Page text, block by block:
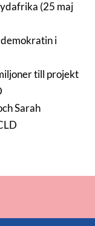
(25 maj
i
till projekt
Sarah